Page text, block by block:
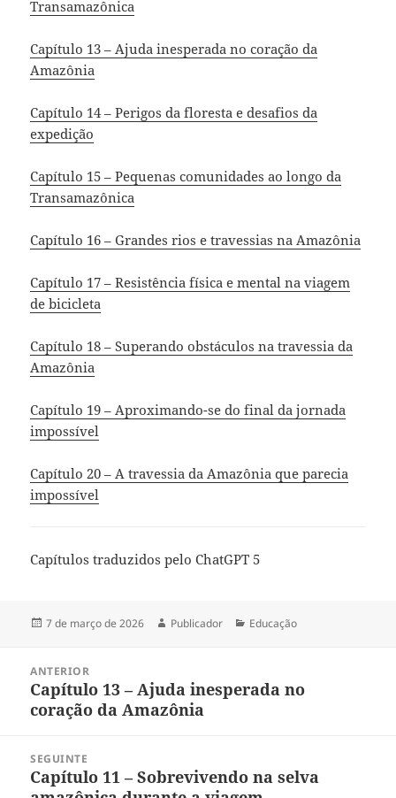
Transamazônica
Capítulo 13 – Ajuda inesperada no coração da
Amazônia
Capítulo 14 – Perigos da floresta e desafios da
expedição
Capítulo 15 – Pequenas comunidades ao longo da
Transamazônica
Capítulo 16 – Grandes rios e travessias na Amazônia
Capítulo 17 – Resistência física e mental na viagem
de bicicleta
Capítulo 18 – Superando obstáculos na travessia da
Amazônia
Capítulo 19 – Aproximando-se do final da jornada
impossível
Capítulo 20 – A travessia da Amazônia que parecia
impossível
Capítulos traduzidos pelo ChatGPT 5
Publicado
7 de março de 2026 Autor
Publicador Categorias
Educação
ANTERIOR
Post
anterior:
Capítulo 13 – Ajuda inesperada no
coração da Amazônia
SEGUINTE
Próximo
Capítulo 11 – Sobrevivendo na selva